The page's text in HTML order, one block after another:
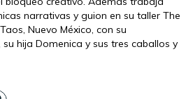
narrativas y guion en su taller The
Nuevo México, con su
hija Domenica y sus tres caballos y